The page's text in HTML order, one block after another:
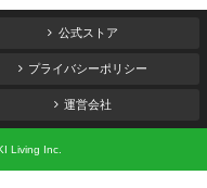
公式ストア
プライバシーポリシー
運営会社
Living Inc.